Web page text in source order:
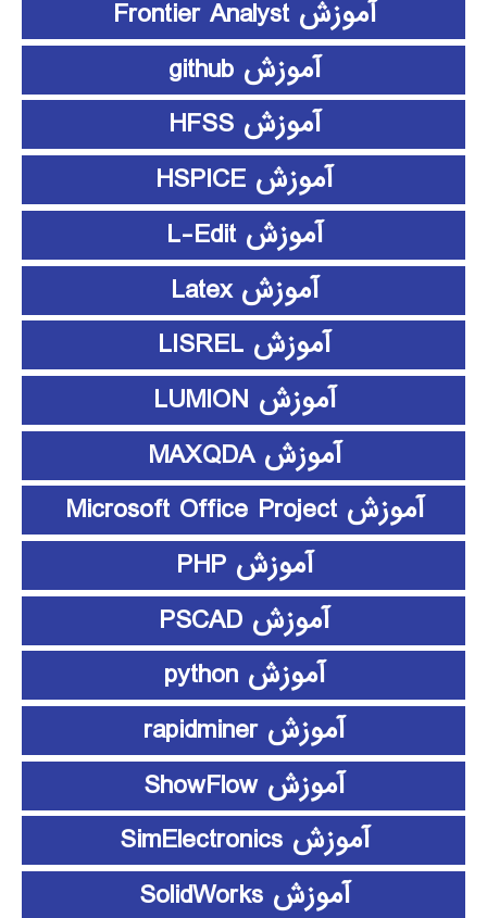
آموزش Frontier Analyst
آموزش github
آموزش HFSS
آموزش HSPICE
آموزش L-Edit
آموزش Latex
آموزش LISREL
آموزش LUMION
آموزش MAXQDA
آموزش Microsoft Office Project
آموزش PHP
آموزش PSCAD
آموزش python
آموزش rapidminer
آموزش ShowFlow
آموزش SimElectronics
آموزش SolidWorks